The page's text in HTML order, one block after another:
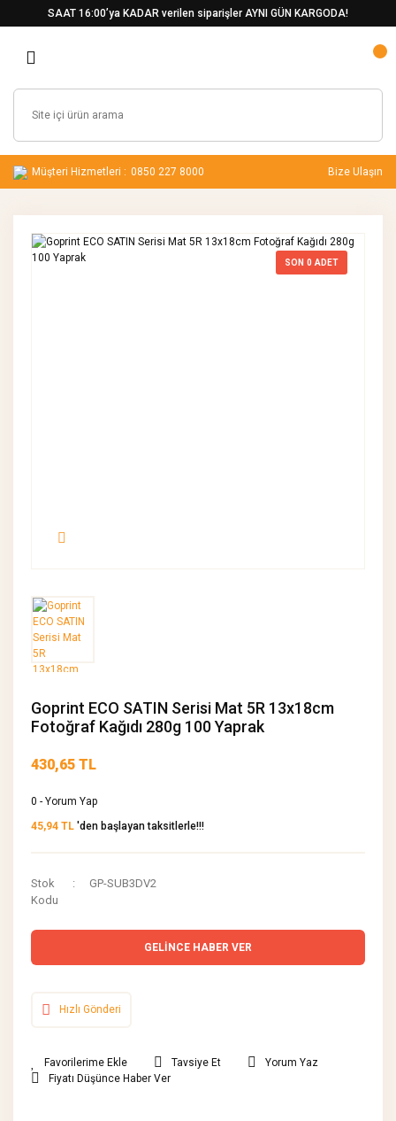
SAAT 16:00’ya KADAR verilen siparişler AYNI GÜN KARGODA!
Müşteri Hizmetleri : 0850 227 8000 Bize Ulaşın
SON 0 ADET
Goprint ECO SATIN Serisi Mat 5R 13x18cm
Fotoğraf Kağıdı 280g 100 Yaprak
430,65 TL
0 - Yorum Yap
45,94 TL 'den başlayan taksitlerle!!!
Stok
Kodu
GP-SUB3DV2
GELİNCE HABER VER
Hızlı Gönderi
Tavsiye Et
Yorum Yaz
Fiyatı Düşünce Haber Ver